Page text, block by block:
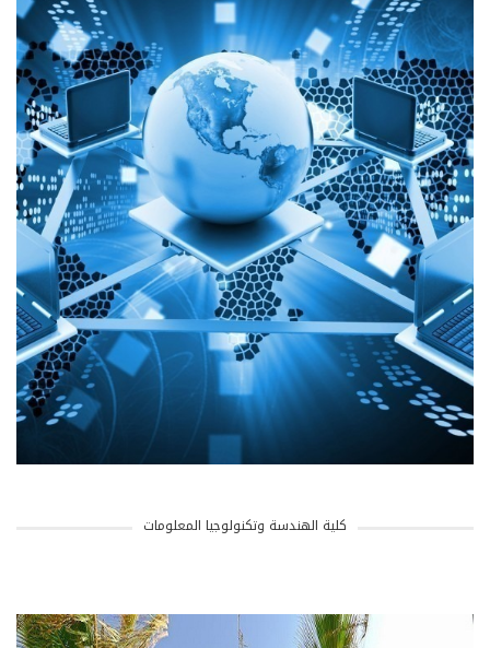
كلية الهندسة وتكنولوجيا المعلومات